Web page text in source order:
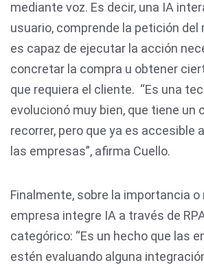
mediante voz. Es decir, una IA
usuario, comprende la petición del
es capaz de ejecutar la acción
concretar la compra u obtener
que requiera el cliente. “Es una
evolucionó muy bien, que tiene un
recorrer, pero que ya es accesible
las empresas”, afirma Cuello.
Finalmente, sobre la importancia o
empresa integre IA a través de
categórico: “Es un hecho que las
estén evaluando alguna